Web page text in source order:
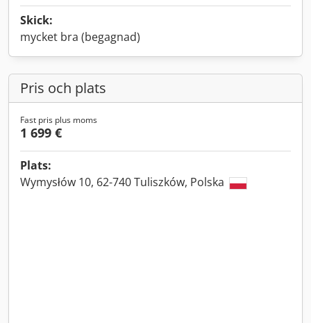
Skick:
mycket bra (begagnad)
Pris och plats
Fast pris plus moms
1 699 €
Plats:
Wymysłów 10, 62-740 Tuliszków, Polska